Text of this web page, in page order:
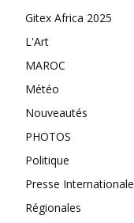
Gitex Africa 2025
L'Art
MAROC
Météo
Nouveautés
PHOTOS
Politique
Presse Internationale
Régionales